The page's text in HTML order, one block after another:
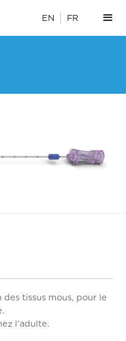
EN FR
tissus mous, pour le
l’adulte.